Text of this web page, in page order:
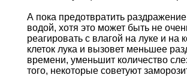
А пока предотвратить
водой, хотя это может быть не
реагировать с влагой на луке и
клеток лука и вызовет меньшее
времени, уменьшит количество
того, некоторые советуют